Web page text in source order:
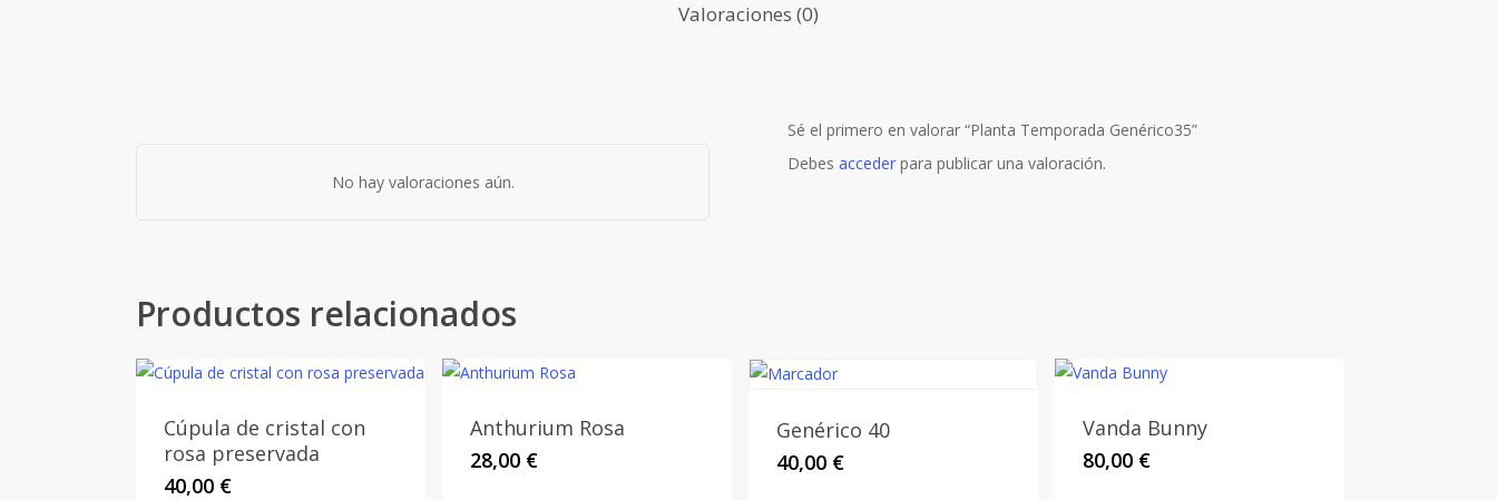
Valoraciones (0)
No hay valoraciones aún.
Sé el primero en valorar “Planta Temporada Genérico35”
Debes acceder para publicar una valoración.
Productos relacionados
Cúpula de cristal con
rosa preservada
40,00 €
Anthurium Rosa
28,00 €
Genérico 40
40,00 €
Vanda Bunny
80,00 €